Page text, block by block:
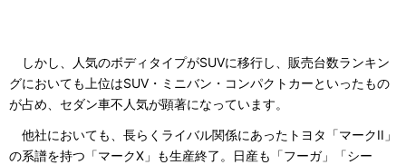
しかし、人気のボディタイプがSUVに移行し、販売台数ランキン
グにおいても上位はSUV・ミニバン・コンパクトカーといったもの
が占め、セダン車不人気が顕著になっています。
他社においても、長らくライバル関係にあったトヨタ「マークII」
の系譜を持つ「マークX」も生産終了。日産も「フーガ」「シー